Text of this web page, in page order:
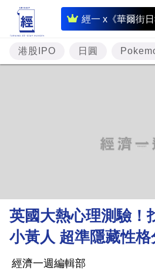
經一 x《華爾街日
即
時
財
經
理
財
商
業
港股IPO 日圓
英國大熱心理測驗！
小黃人 超準隱藏性格
經濟一週編輯部